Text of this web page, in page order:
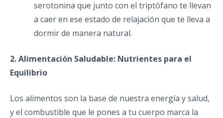
serotonina que junto con el triptófano te llevan
a caer en ese estado de relajación que te lleva a
dormir de manera natural.
2. Alimentación Saludable: Nutrientes para el
Equilibrio
Los alimentos son la base de nuestra energía y salud,
y el combustible que le pones a tu cuerpo marca la